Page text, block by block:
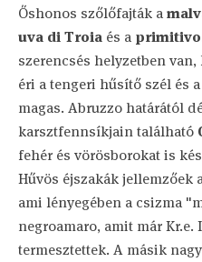
Őshonos szőlőfajták a
uva di Troia és a primitivo
szerencsés helyzetben
éri a tengeri hűsítő szél és
magas. Abruzzo határától
karsztfennsíkjain található
fehér és vörösborokat is
Hűvös éjszakák jellemzőek
ami lényegében a csizma
negroamaro, amit már Kr.e.
termesztettek. A másik